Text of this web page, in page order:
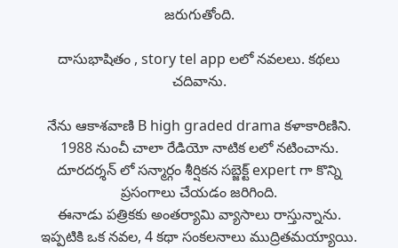
జరుగుతోంది.
దాసుభాషితం , story tel app లలో నవలలు. కథలు
చదివాను.
నేను ఆకాశవాణి B high graded drama కళాకారిణిని.
1988 నుంచీ చాలా రేడియో నాటిక లలో నటించాను.
దూరదర్శన్ లో సన్మార్గం శీర్షికన సబ్జెక్ట్ expert గా కొన్ని
ప్రసంగాలు చేయడం జరిగింది.
ఈనాడు పత్రికకు అంతర్యామి వ్యాసాలు రాస్తున్నాను.
ఇప్పటికి ఒక నవల, 4 కథా సంకలనాలు ముద్రితమయ్యాయి.